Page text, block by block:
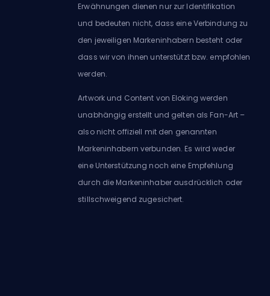
Erwähnungen dienen nur zur Identifikation
und bedeuten nicht, dass eine Verbindung zu
den jeweiligen Markeninhabern besteht oder
dass wir von ihnen unterstützt bzw. empfohlen
werden.
Artwork und Content von Eloking werden
unabhängig erstellt und gelten als Fan-Art –
also nicht offiziell mit den genannten
Markeninhabern verbunden. Es wird weder
eine Unterstützung noch eine Empfehlung
durch die Markeninhaber ausdrücklich oder
stillschweigend zugesichert.